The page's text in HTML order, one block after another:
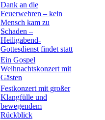
Dank an die
Feuerwehren – kein
Mensch kam zu
Schaden –
Heiligabend-
Gottesdienst findet statt
Ein Gospel
Weihnachtskonzert mit
Gästen
Festkonzert mit großer
Klangfülle und
bewegendem
Rückblick